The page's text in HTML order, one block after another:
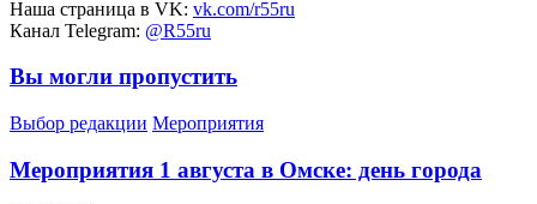
Наша страница в VK: vk.com/r55ru
Канал Telegram: @R55ru
Вы могли пропустить
Выбор редакции Мероприятия
Мероприятия 1 августа в Омске: день города